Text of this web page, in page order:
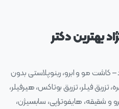
بهترین دکتر
مو و ابرو، رینوپلاستی بدون
فیلر، تزریق بوتاکس، هیرفیلر،
شقیقه، هایفوتراپی، سابسیژن،